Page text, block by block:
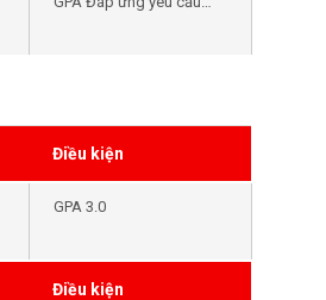
Điều kiện
GPA 3.0
Điều kiện